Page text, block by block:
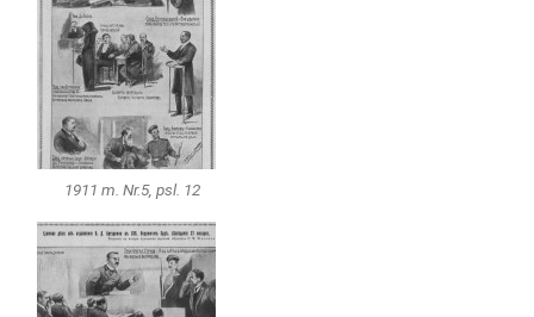
1911 m. Nr.5, psl. 12